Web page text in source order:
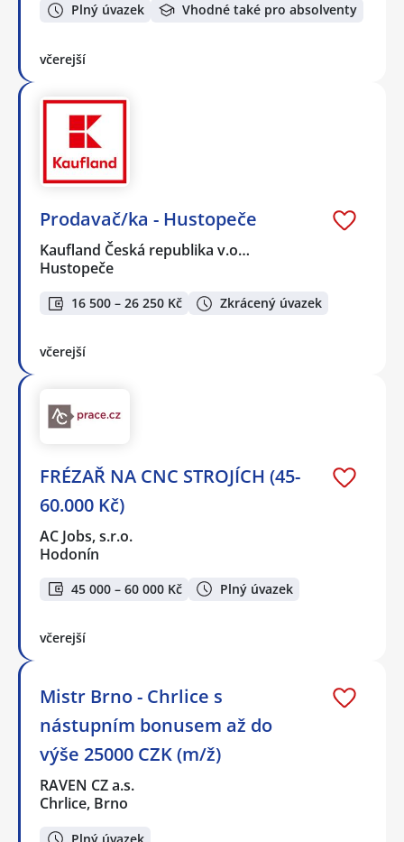
Plný úvazek Vhodné také pro absolventy
včerejší
Prodavač/ka - Hustopeče
Kaufland Česká republika v.o…
Hustopeče
16 500 – 26 250 Kč Zkrácený úvazek
včerejší
FRÉZAŘ NA CNC STROJÍCH (45-
60.000 Kč)
AC Jobs, s.r.o.
Hodonín
45 000 – 60 000 Kč Plný úvazek
včerejší
Mistr Brno - Chrlice s
nástupním bonusem až do
výše 25000 CZK (m/ž)
RAVEN CZ a.s.
Chrlice, Brno
Plný úvazek